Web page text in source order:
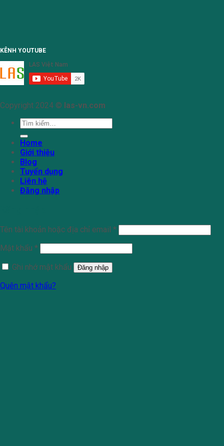
KÊNH YOUTUBE
Copyright 2024 © las-vn.com
Tìm
kiếm:
Home
Giới thiệu
Blog
Tuyển dụng
Liên hệ
Đăng nhập
Tên tài khoản hoặc địa chỉ email *
Mật khẩu *
Ghi nhớ mật khẩu
Đăng nhập
Quên mật khẩu?